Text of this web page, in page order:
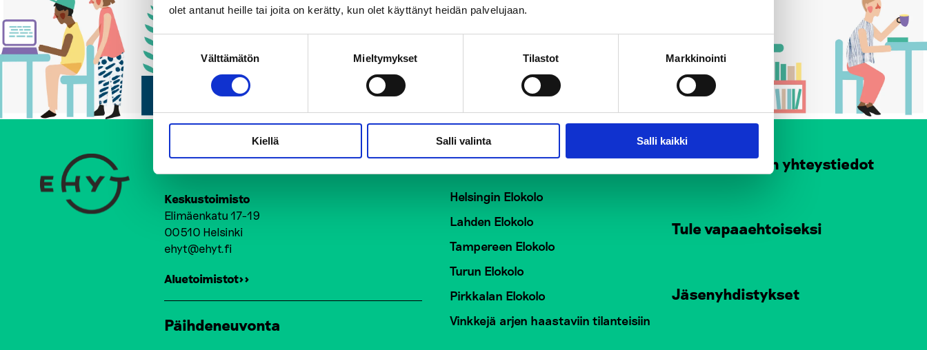
olet antanut heille tai joita on kerätty, kun olet käyttänyt heidän palvelujaan.
Suostumuksen
valinta
Välttämätön Mieltymykset Tilastot Markkinointi
Kiellä Salli valinta Salli kaikki
Ehkäisevä päihdetyö EHYT ry
Keskustoimisto
Elimäenkatu 17-19
00510 Helsinki
ehyt@ehyt.fi
Aluetoimistot>>
Päihdeneuvonta
Elokolo-kohtaamispaikat
Helsingin Elokolo
Lahden Elokolo
Tampereen Elokolo
Turun Elokolo
Pirkkalan Elokolo
Vinkkejä arjen haastaviin tilanteisiin
Henkilökunnan yhteystiedot
Tule vapaaehtoiseksi
Jäsenyhdistykset